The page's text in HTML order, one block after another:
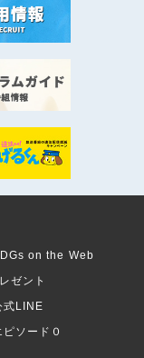
on the Web
ゼント
式LINE
ソード０